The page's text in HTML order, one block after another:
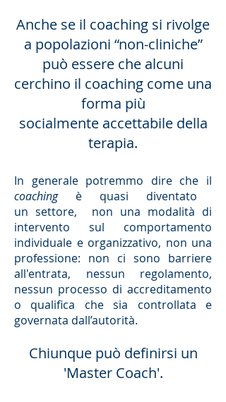
Anche se il coaching si rivolge
a popolazioni “non-cliniche”
può essere che alcuni
cerchino il coaching come una
forma più
socialmente accettabile della
terapia.
In generale potremmo dire che il
coachingè quasi diventato
un settore, non una modalità di
intervento sul comportamento
individuale e organizzativo, non una
professione: non ci sono barriere
all'entrata, nessun regolamento,
nessun processo di accreditamento
o qualifica che sia controllata e
governata dall’autorità.
Chiunque può definirsi un
'Master Coach'.